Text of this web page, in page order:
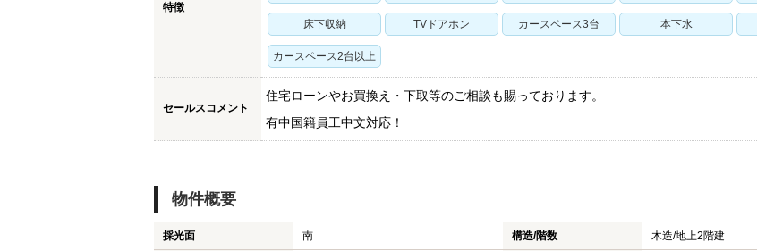
特徴
床下収納 TVドアホン カースペース3台 本下水
カースペース2台以上
セールスコメント
住宅ローンやお買換え・下取等のご相談も賜っております。
有中国籍員工中文対応！
物件概要
採光面 南 構造/階数 木造/地上2階建